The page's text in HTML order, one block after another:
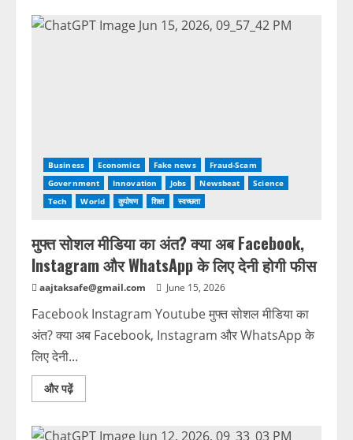
Business Economics Fake news
Fraud-Scam
Government
Innovation Jobs Newsbeat
Science
Tech
World कुपोषण शिक्षा स्वच्छता
मुफ्त सोशल मीडिया का अंत? क्या अब Facebook,
Instagram और WhatsApp के लिए देनी होगी फीस
aajtaksafe@gmail.com June 15, 2026
Facebook Instagram Youtube मुफ्त सोशल मीडिया का
अंत? क्या अब Facebook, Instagram और WhatsApp के
लिए देनी...
और पढ़ें